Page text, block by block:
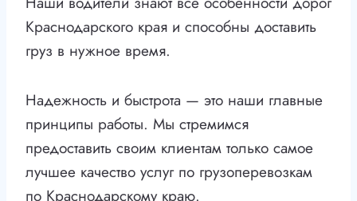
Краснодарского края и способны доставить
груз в нужное время.
Надежность и быстрота — это наши главные
принципы работы. Мы стремимся
предоставить своим клиентам только самое
лучшее качество услуг по грузоперевозкам
по Краснодарскому краю.